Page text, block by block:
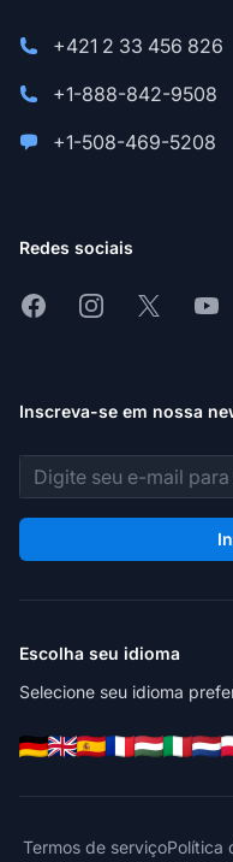
+421 2 33 456 826
+1-888-842-9508
+1-508-469-5208
Redes sociais
FacebookInstagram
X
Inscreva-se em nossa
Endereço de e-mail
Escolha seu idioma
Selecione seu idioma
Termos de serviçoPolítica